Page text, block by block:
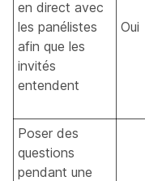
en direct avec
les panélistes
afin que les
invités
entendent
Oui
Poser des
questions
pendant une